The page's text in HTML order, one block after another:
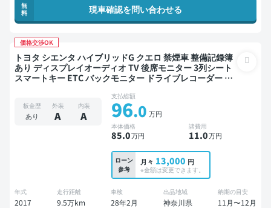
無
料
現車確認を問い合わせる
価格交渉OK
トヨタ シエンタ ハイブリッドG クエロ 禁煙車 整備記録簿
あり ディスプレイオーディオ TV 後席モニター 3列シート
スマートキー ETC バックモニター ドライブレコーダー 衝
板金歴
あり
外装
A
内装
A
支払総額
96.0 万円
本体価格
85.0万円
諸費用
11.0万円
ローン
参考
月々 13,000 円
※金額は変更できます。
年式
2017
走行距離
9.5万km
車検
28年2月
出品地域
神奈川県
納期の目安
11月〜12月